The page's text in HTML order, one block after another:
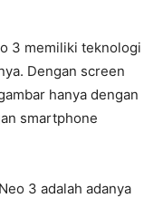
3 memiliki teknologi
Dengan screen
hanya dengan
smartphone
3 adalah adanya